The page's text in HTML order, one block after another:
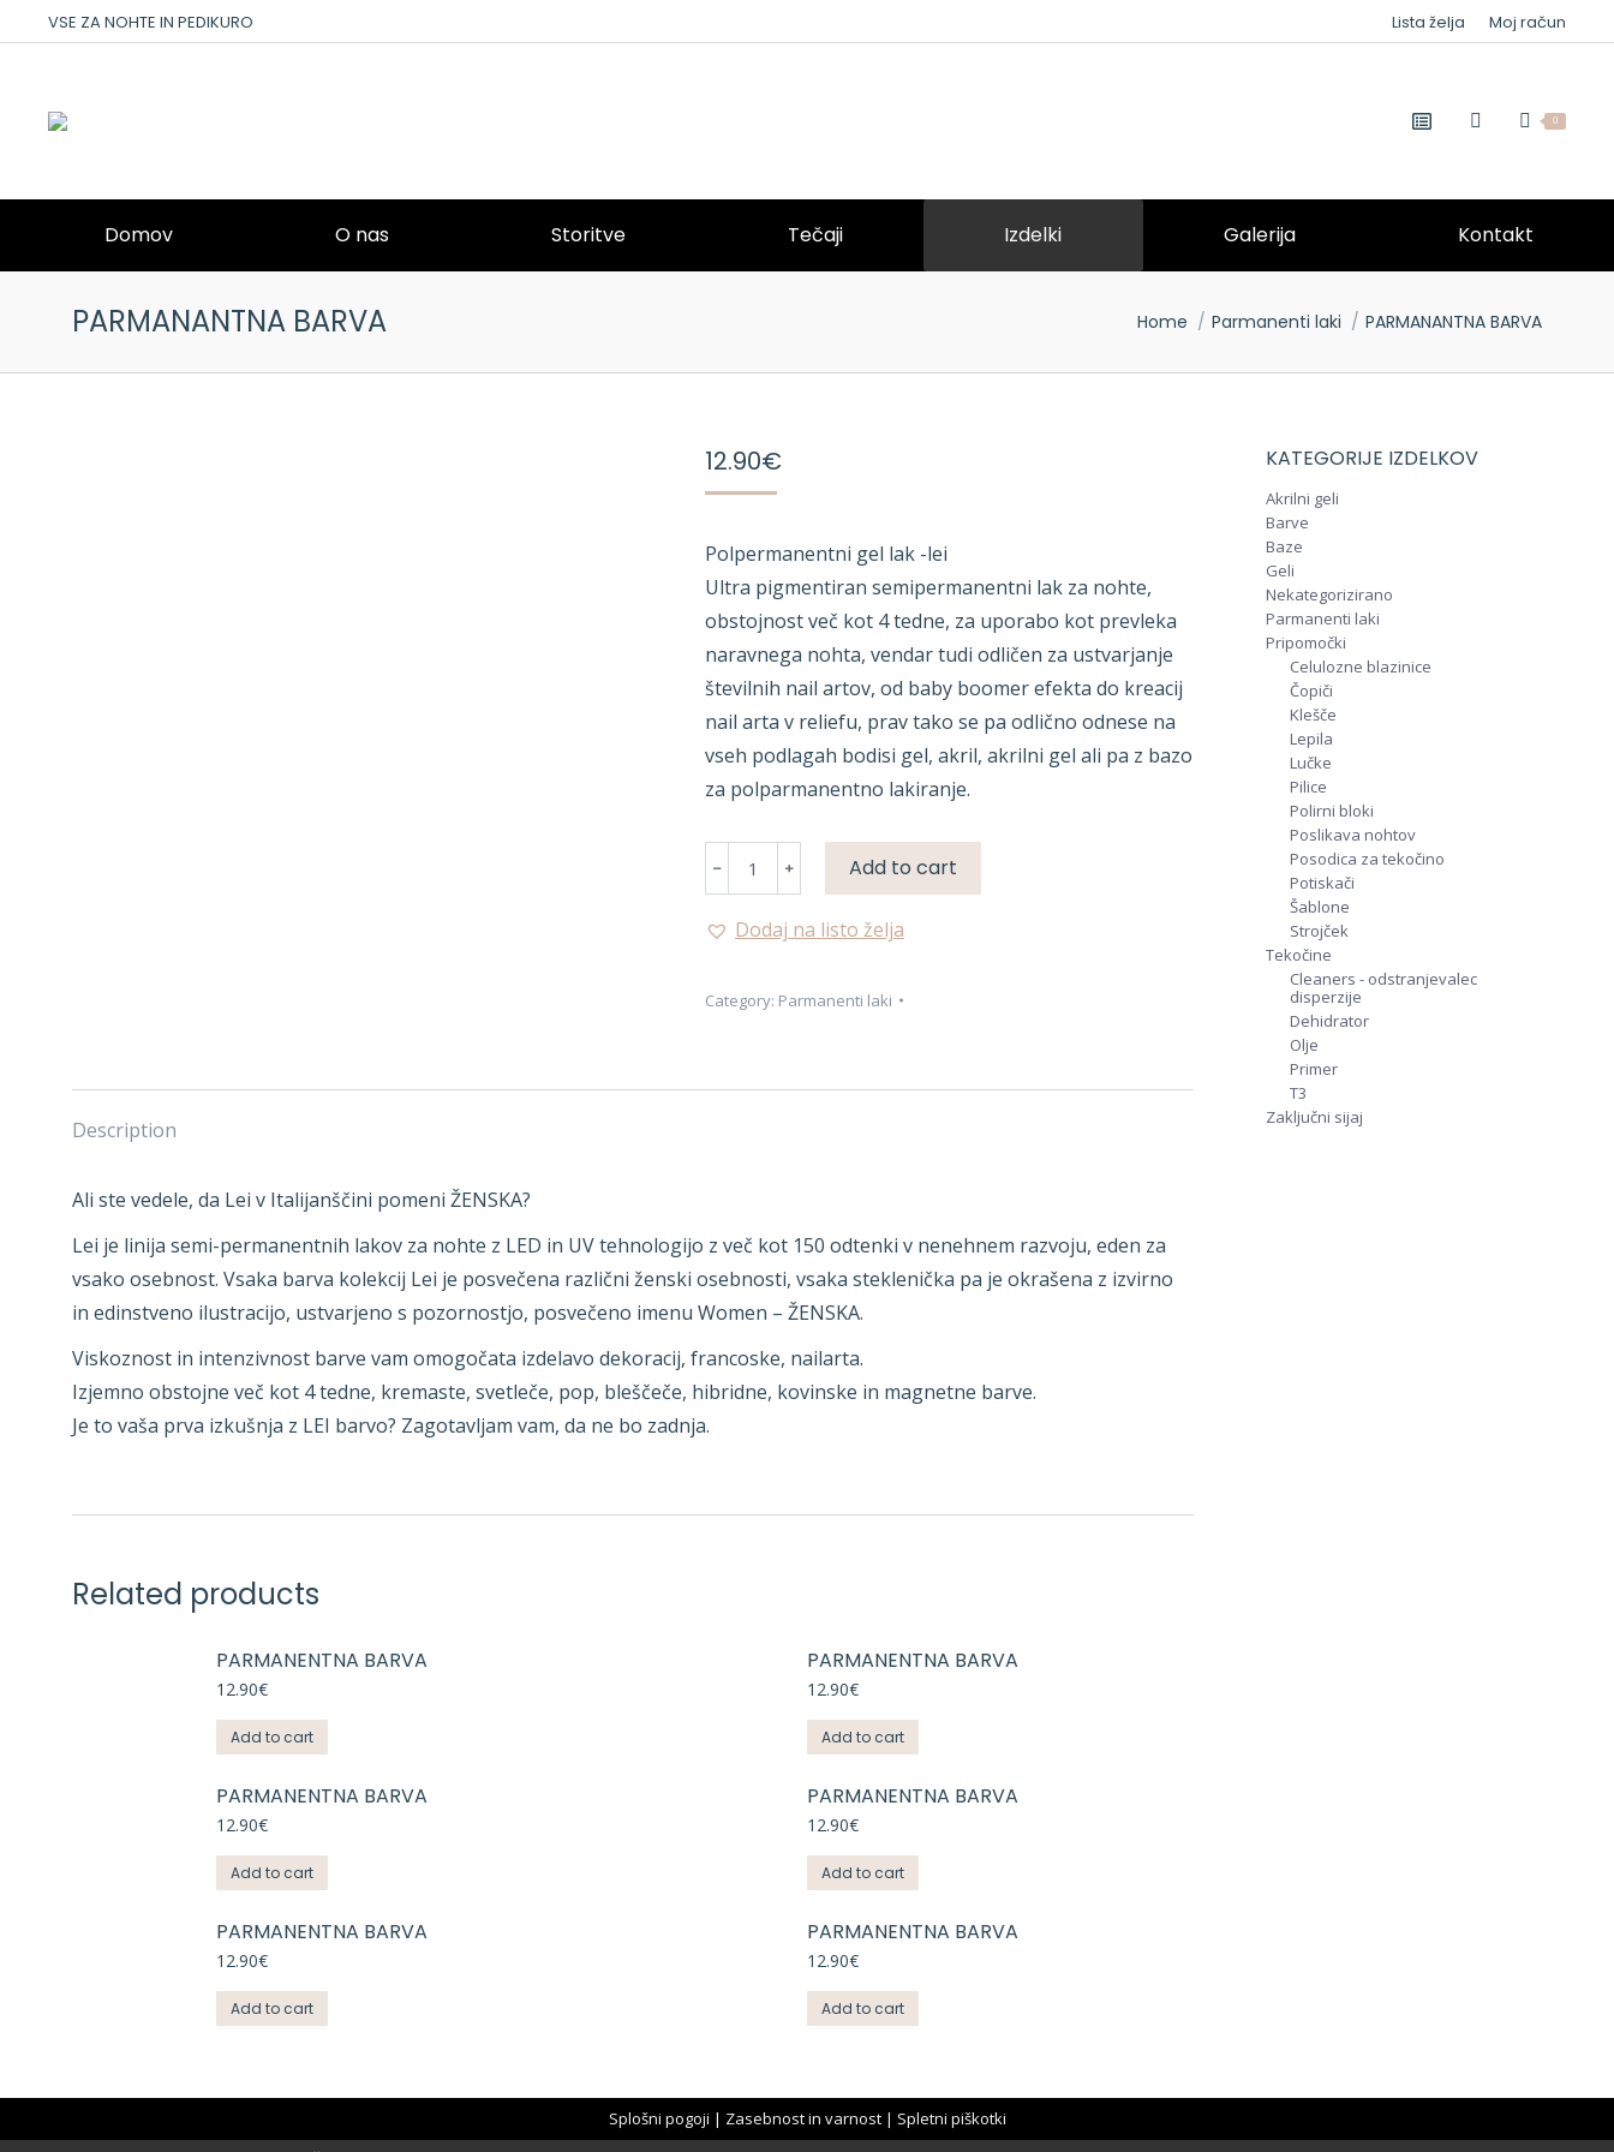
VSE ZA NOHTE IN PEDIKURO Lista želja Moj račun
0
Domov O nas Storitve Tečaji Izdelki Galerija Kontakt
PARMANANTNA BARVA You are here:
Home Parmanenti laki PARMANANTNA BARVA
12.90€
Polpermanentni gel lak -lei
Ultra pigmentiran semipermanentni lak za nohte,
obstojnost več kot 4 tedne, za uporabo kot prevleka
naravnega nohta, vendar tudi odličen za ustvarjanje
številnih nail artov, od baby boomer efekta do kreacij
nail arta v reliefu, prav tako se pa odlično odnese na
vseh podlagah bodisi gel, akril, akrilni gel ali pa z bazo
za polparmanentno lakiranje.
PARMANANTNA
BARVA
quantity
Add to cart
Dodaj na listo želja
Category: Parmanenti laki
Description
Ali ste vedele, da Lei v Italijanščini pomeni ŽENSKA?
Lei je linija semi-permanentnih lakov za nohte z LED in UV tehnologijo z več kot 150 odtenki v nenehnem razvoju, eden za
vsako osebnost. Vsaka barva kolekcij Lei je posvečena različni ženski osebnosti, vsaka steklenička pa je okrašena z izvirno
in edinstveno ilustracijo, ustvarjeno s pozornostjo, posvečeno imenu Women – ŽENSKA.
Viskoznost in intenzivnost barve vam omogočata izdelavo dekoracij, francoske, nailarta.
Izjemno obstojne več kot 4 tedne, kremaste, svetleče, pop, bleščeče, hibridne, kovinske in magnetne barve.
Je to vaša prva izkušnja z LEI barvo? Zagotavljam vam, da ne bo zadnja.
Related products
PARMANENTNA BARVA
12.90€
Add to cart
PARMANENTNA BARVA
12.90€
Add to cart
PARMANENTNA BARVA
12.90€
Add to cart
PARMANENTNA BARVA
12.90€
Add to cart
PARMANENTNA BARVA
12.90€
Add to cart
PARMANENTNA BARVA
12.90€
Add to cart
KATEGORIJE IZDELKOV
Akrilni geli
Barve
Baze
Geli
Nekategorizirano
Parmanenti laki
Pripomočki
Celulozne blazinice
Čopiči
Klešče
Lepila
Lučke
Pilice
Polirni bloki
Poslikava nohtov
Posodica za tekočino
Potiskači
Šablone
Strojček
Tekočine
Cleaners - odstranjevalec
disperzije
Dehidrator
Olje
Primer
T3
Zaključni sijaj
Splošni pogoji | Zasebnost in varnost| Spletni piškotki